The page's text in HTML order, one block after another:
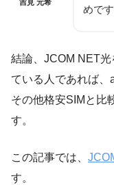
吉見 元希
めです
結論、JCOM NET
ている人であれば、
その他格安SIMと比
す。
この記事では、
す。